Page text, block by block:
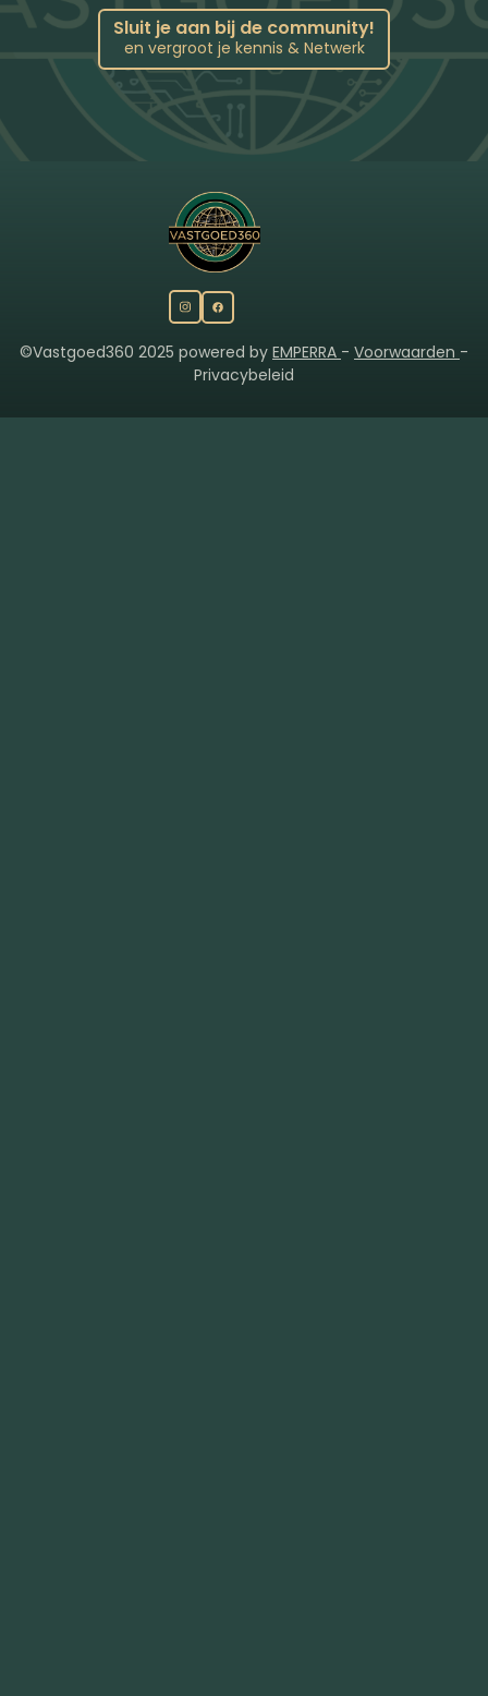
Sluit je aan bij de community!
en vergroot je kennis & Netwerk
©Vastgoed360 2025 powered by EMPERRA - Voorwaarden -
Privacybeleid